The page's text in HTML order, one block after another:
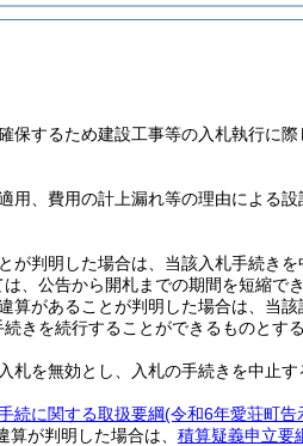
するため建設工事等の入札執行に
、費用の計上漏れ等の理由による設
判明した場合は、当該入札手続きを
、公告から開札までの期間を短縮でき
があることが判明した場合は、当
きを続行することができるものとする
を無効とし、入札の手続きを中止す
続に関する取扱要綱(令和6年愛荘町告
が判明した場合は、 積算疑義申立要